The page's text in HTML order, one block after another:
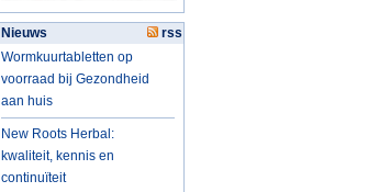
Nieuws
rss
Wormkuurtabletten op
voorraad bij Gezondheid
aan huis
New Roots Herbal:
kwaliteit, kennis en
continuïteit